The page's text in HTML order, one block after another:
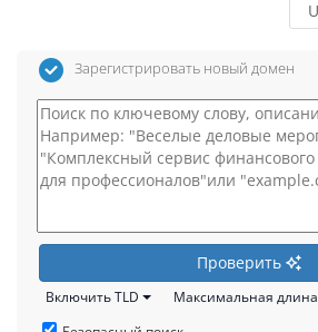
Зарегистрировать новый домен
Проверить
Включить TLD
Максимальная длина